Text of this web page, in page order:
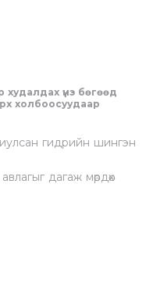
худалдах үнэ бөгөөд
холбоосуудаар
гидрийн шингэн
дагаж мөрдөх